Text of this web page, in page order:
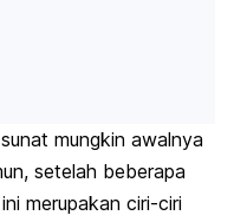
mungkin awalnya
setelah beberapa
merupakan ciri-ciri